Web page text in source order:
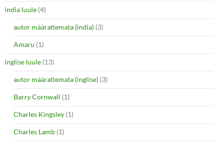
india luule (4)
autor määratlemata (india) (3)
Amaru (1)
inglise luule (13)
autor määratlemata (inglise) (3)
Barry Cornwall (1)
Charles Kingsley (1)
Charles Lamb (1)